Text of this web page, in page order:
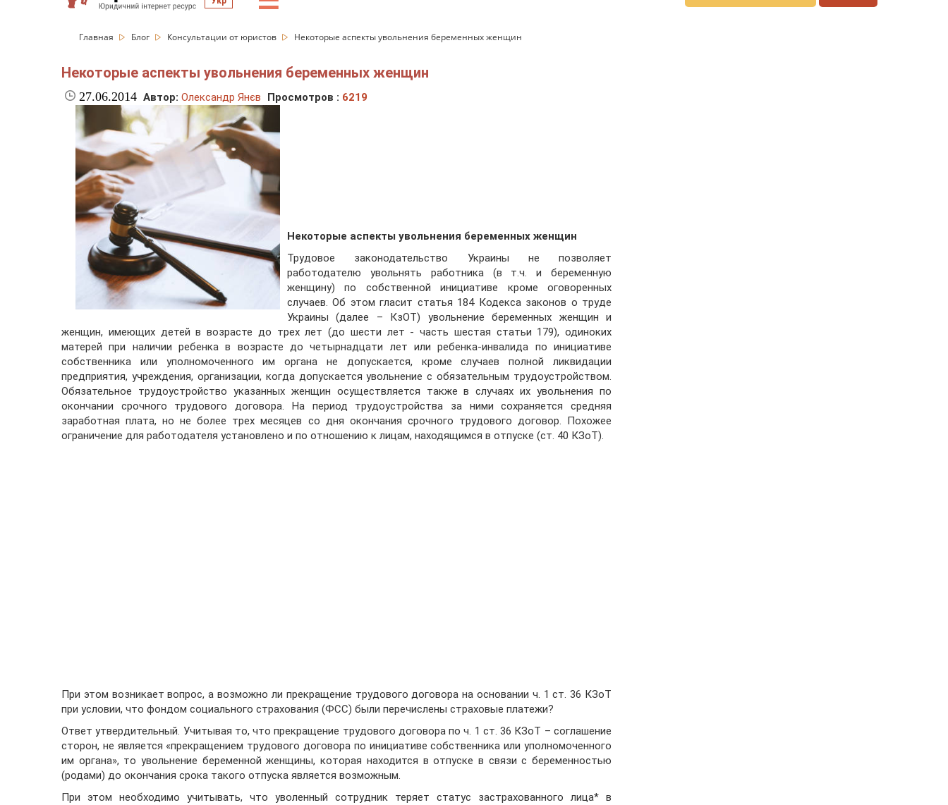
Главная Блог Консультации от юристов Некоторые аспекты увольнения беременных женщин
Некоторые аспекты увольнения беременных женщин
27.06.2014 Автор: Олександр Янєв Просмотров : 6219
Некоторые аспекты увольнения беременных женщин
Трудовое законодательство Украины не позволяет
работодателю увольнять работника (в т.ч. и беременную
женщину) по собственной инициативе кроме оговоренных
случаев. Об этом гласит статья 184 Кодекса законов о труде
Украины (далее – КзОТ) увольнение беременных женщин и
женщин, имеющих детей в возрасте до трех лет (до шести лет - часть шестая статьи 179), одиноких
матерей при наличии ребенка в возрасте до четырнадцати лет или ребенка-инвалида по инициативе
собственника или уполномоченного им органа не допускается, кроме случаев полной ликвидации
предприятия, учреждения, организации, когда допускается увольнение с обязательным трудоустройством.
Обязательное трудоустройство указанных женщин осуществляется также в случаях их увольнения по
окончании срочного трудового договора. На период трудоустройства за ними сохраняется средняя
заработная плата, но не более трех месяцев со дня окончания срочного трудового договор. Похожее
ограничение для работодателя установлено и по отношению к лицам, находящимся в отпуске (ст. 40 КЗоТ).
При этом возникает вопрос, а возможно ли прекращение трудового договора на основании ч. 1 ст. 36 КЗоТ
при условии, что фондом социального страхования (ФСС) были перечислены страховые платежи?
Ответ утвердительный. Учитывая то, что прекращение трудового договора по ч. 1 ст. 36 КЗоТ – соглашение
сторон, не является «прекращением трудового договора по инициативе собственника или уполномоченного
им органа», то увольнение беременной женщины, которая находится в отпуске в связи с беременностью
(родами) до окончания срока такого отпуска является возможным.
При этом необходимо учитывать, что уволенный сотрудник теряет статус застрахованного лица* в